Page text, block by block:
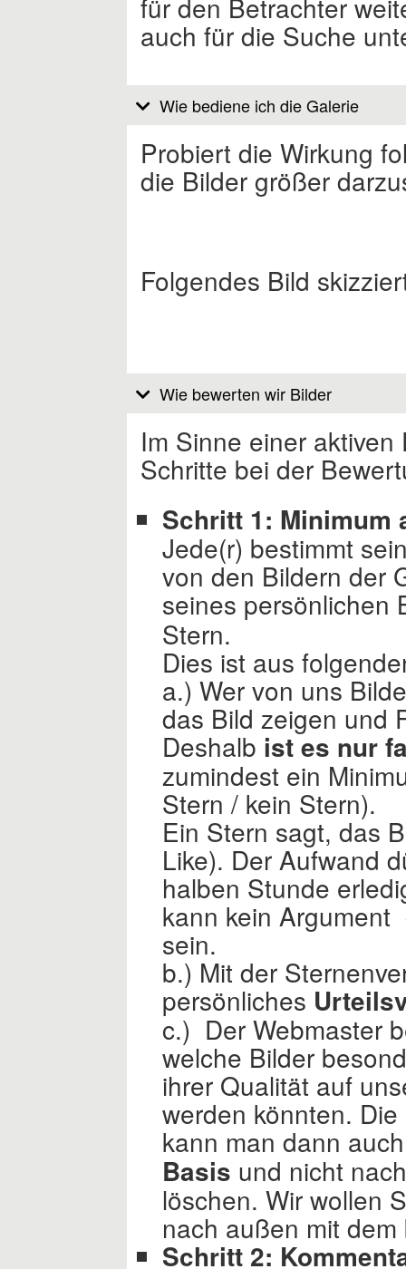
auch für die Suche
Wie bediene ich die Galerie
Probiert die Wirkung
die Bilder größer
Folgendes Bild
Wie bewerten wir Bilder
Im Sinne einer
Schritte bei der
Schritt 1: Minimum
Jede(r) bestimmt
von den Bildern der
seines persönlichen
Stern.
Dies ist aus
a.) Wer von uns
das Bild zeigen und
Deshalb ist es nur
zumindest ein
Stern / kein Stern).
Ein Stern sagt, das
Like). Der Aufwand
halben Stunde
kann kein
sein.
b.) Mit der
persönliches
c.) Der Webmaster
welche Bilder
ihrer Qualität auf
werden könnten.
kann man dann
Basis und nicht
löschen. Wir wollen
nach außen mit
Schritt 2: